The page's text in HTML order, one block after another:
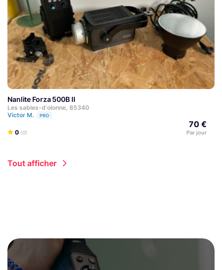
Nanlite Forza 500B II
Les sables-d'olonne, 85340
Victor M.
PRO
0 (0)
70 €
Par jour
Tout afficher